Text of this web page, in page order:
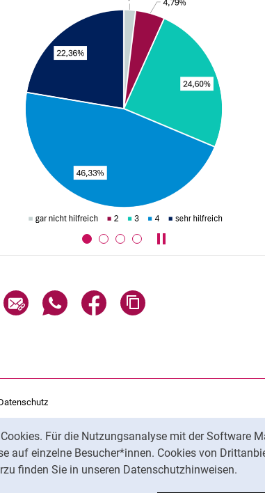
Für die Nutzungsanalyse mit der Software
auf einzelne Besucher*innen. Cookies von
finden Sie in unseren Datenschutzhinweisen.
Karussell anhalten /
Seite über E-Mail teilen
Seite über WhatsApp teilen (externer
Seite über Facebook teilen
KI-Einsatz